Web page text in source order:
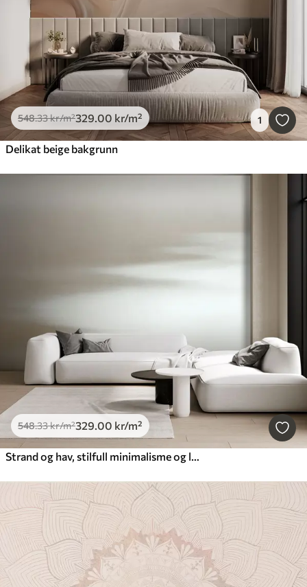
548.33kr/m²329.00 kr/m² 1
Delikat beige bakgrunn
548.33kr/m²329.00 kr/m²
Strand og hav, stilfull minimalisme og loft